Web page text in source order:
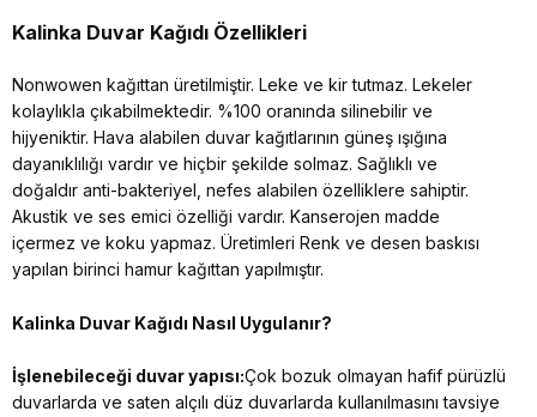
Kalinka Duvar Kağıdı Özellikleri
Nonwowen kağıttan üretilmiştir. Leke ve kir tutmaz. Lekeler
kolaylıkla çıkabilmektedir. %100 oranında silinebilir ve
hijyeniktir. Hava alabilen duvar kağıtlarının güneş ışığına
dayanıklılığı vardır ve hiçbir şekilde solmaz. Sağlıklı ve
doğaldır anti-bakteriyel, nefes alabilen özelliklere sahiptir.
Akustik ve ses emici özelliği vardır. Kanserojen madde
içermez ve koku yapmaz. Üretimleri Renk ve desen baskısı
yapılan birinci hamur kağıttan yapılmıştır.
Kalinka Duvar Kağıdı Nasıl Uygulanır?
İşlenebileceği duvar yapısı:Çok bozuk olmayan hafif pürüzlü
duvarlarda ve saten alçılı düz duvarlarda kullanılmasını tavsiye